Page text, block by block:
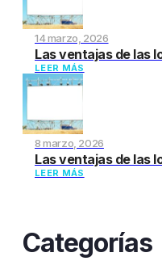
14 marzo, 2026
Las ventajas de las
LEER MÁS
8 marzo, 2026
Las ventajas de las
LEER MÁS
Categorías